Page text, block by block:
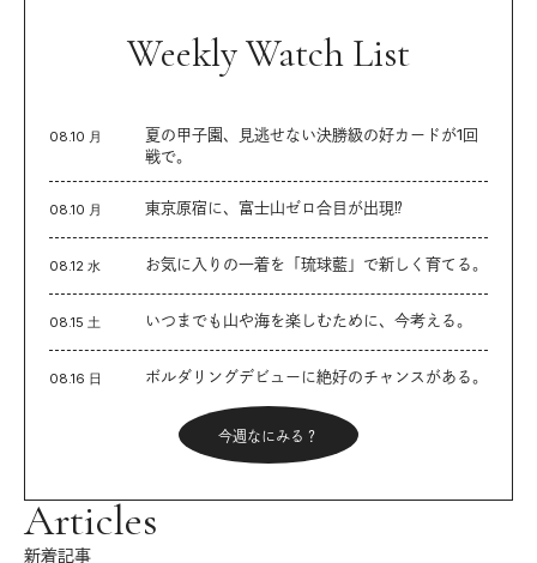
Weekly Watch List
08.10 月
夏の甲子園、見逃せない決勝級の好カードが1回
戦で。
08.10 月 東京原宿に、富士山ゼロ合目が出現⁉︎
08.12 水 お気に入りの一着を「琉球藍」で新しく育てる。
08.15 土 いつまでも山や海を楽しむために、今考える。
08.16 日 ボルダリングデビューに絶好のチャンスがある。
今週なにみる？
Articles
新着記事